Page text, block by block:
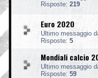
Risposte: 219
Euro 2020
Ultimo messaggio
Risposte: 5
Mondiali calcio
Ultimo messaggio
Risposte: 59